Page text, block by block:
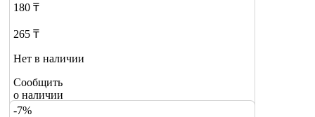
180 ₸
265 ₸
Нет в наличии
Сообщить
о наличии
-7%